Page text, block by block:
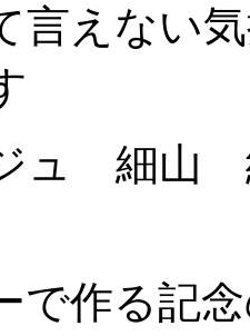
言えない
ュ 細山
で作る記